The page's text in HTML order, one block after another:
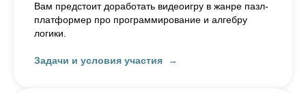
Вам предстоит доработать видеоигру в жанре пазл-
платформер про программирование и алгебру
логики.
Задачи и условия участия